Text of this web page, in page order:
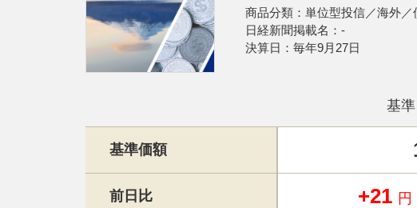
商品分類：単位型投信／海外／
日経新聞掲載名：-
決算日：毎年9月27日
基
基準価額
前日比 +21 円